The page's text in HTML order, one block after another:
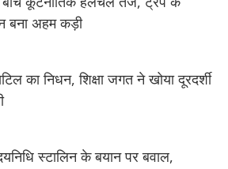
बना अहम कड़ी
का निधन, शिक्षा जगत ने खोया दूरदर्शी
स्टालिन के बयान पर बवाल,